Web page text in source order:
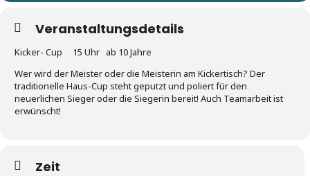
Veranstaltungsdetails
Kicker- Cup 15 Uhr ab 10 Jahre
Wer wird der Meister oder die Meisterin am Kickertisch? Der
traditionelle Haus-Cup steht geputzt und poliert für den
neuerlichen Sieger oder die Siegerin bereit! Auch Teamarbeit ist
erwünscht!
Zeit